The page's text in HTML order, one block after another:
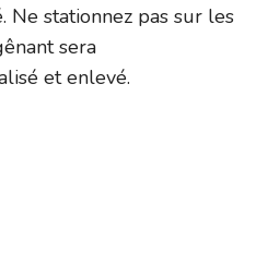
stationnez pas sur les
sera
et enlevé.